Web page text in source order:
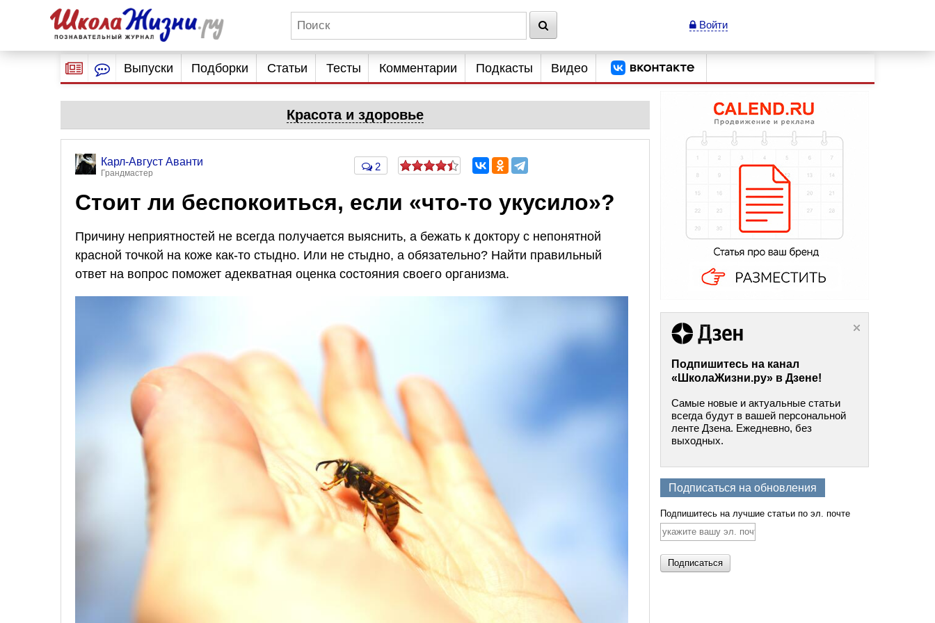
Войти
Выпуски Подборки Статьи Тесты Комментарии Подкасты Видео
Красота и здоровье
Карл-Август Аванти
Грандмастер
2
Стоит ли беспокоиться, если «что-то укусило»?
Причину неприятностей не всегда получается выяснить, а бежать к доктору с непонятной
красной точкой на коже как-то стыдно. Или не стыдно, а обязательно? Найти правильный
ответ на вопрос поможет адекватная оценка состояния своего организма.
Подпишитесь на канал
«ШколаЖизни.ру» в Дзене!
Самые новые и актуальные статьи
всегда будут в вашей персональной
ленте Дзена. Ежедневно, без
выходных.
Подписаться на обновления
Подпишитесь на лучшие статьи по эл. почте